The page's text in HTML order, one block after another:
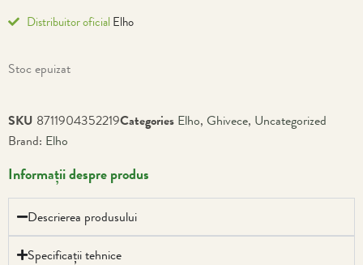
Distribuitor oficial Elho
Stoc epuizat
SKU 8711904352219Categories Elho, Ghivece, Uncategorized
Brand: Elho
Informații despre produs
Descrierea produsului
Specificații tehnice